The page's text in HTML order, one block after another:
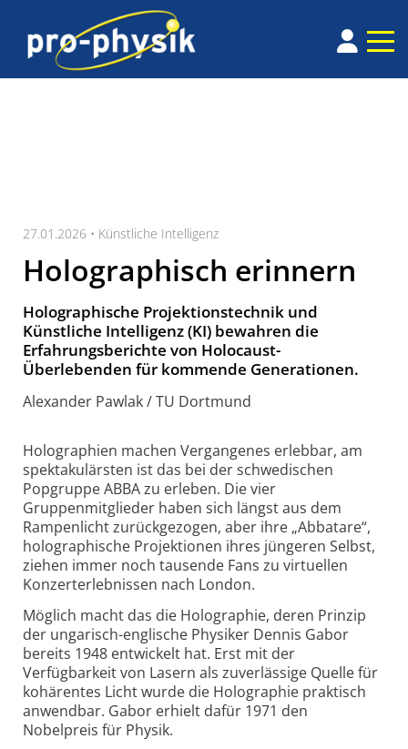
27.01.2026 • Künstliche Intelligenz
Holographisch erinnern
Holographische Projektionstechnik und
Künstliche Intelligenz (KI) bewahren die
Erfahrungsberichte von Holocaust-
Überlebenden für kommende Generationen.
Alexander Pawlak / TU Dortmund
Holographien machen Vergangenes erlebbar, am
spektakulärsten ist das bei der schwedischen
Popgruppe ABBA zu erleben. Die vier
Gruppenmitglieder haben sich längst aus dem
Rampenlicht zurückgezogen, aber ihre „Abbatare“,
holographische Projektionen ihres jüngeren Selbst,
ziehen immer noch tausende Fans zu virtuellen
Konzerterlebnissen nach London.
Möglich macht das die Holographie, deren Prinzip
der ungarisch-englische Physiker Dennis Gabor
bereits 1948 entwickelt hat. Erst mit der
Verfügbarkeit von Lasern als zuverlässige Quelle für
kohärentes Licht wurde die Holographie praktisch
anwendbar. Gabor erhielt dafür 1971 den
Nobelpreis für Physik.